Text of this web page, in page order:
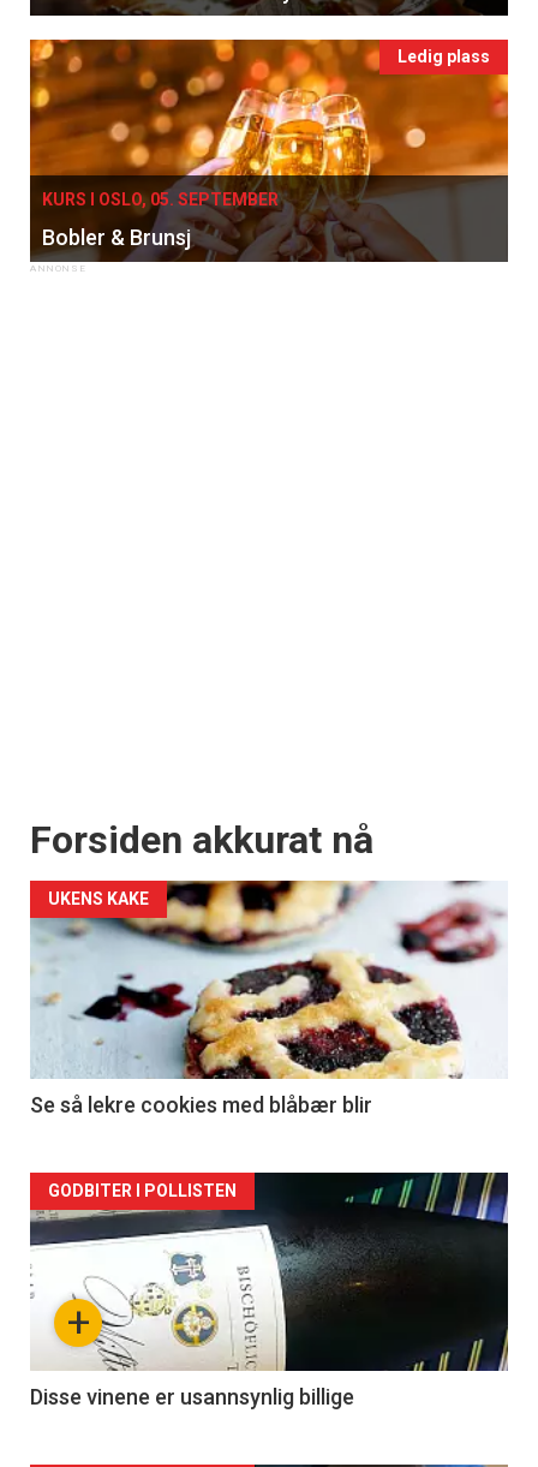
Ledig plass
KURS I OSLO, 05. SEPTEMBER
Bobler & Brunsj
Forsiden akkurat nå
UKENS KAKE
Se så lekre cookies med blåbær blir
Forsiden
akkurat
nå
2
+
GODBITER I POLLISTEN
Disse vinene er usannsynlig billige